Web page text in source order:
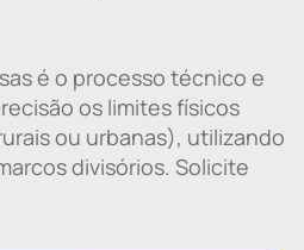
é o processo técnico e
os limites físicos
ou urbanas), utilizando
divisórios. Solicite